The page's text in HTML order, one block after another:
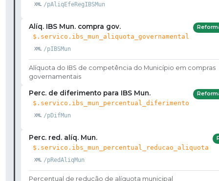
/pAliqEfeRegIBSMun
Alíq. IBS Mun. compra gov.
$.servico.ibs_mun_aliquota_governamental
/pIBSMun
Alíquota do IBS de competência do Município em compras
governamentais
Perc. de diferimento para IBS Mun.
$.servico.ibs_mun_percentual_diferimento
/pDifMun
Perc. red. alíq. Mun.
$.servico.ibs_mun_percentual_reducao_aliquota
/pRedAliqMun
Percentual de redução de alíquota municipal